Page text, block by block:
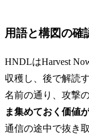
用語と構図の確
HNDLはHarvest
収穫し、後で解読
名前の通り、攻撃
ま集めておく価値
通信の途中で抜き